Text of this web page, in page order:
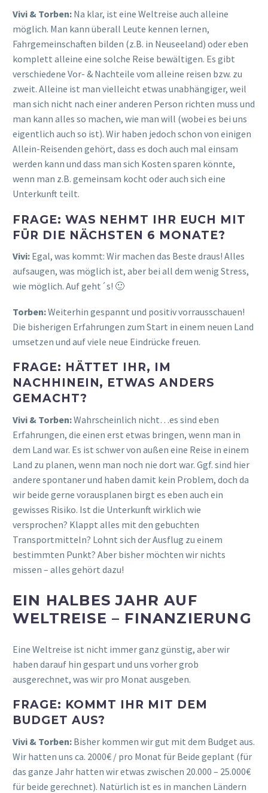
Vivi & Torben: Na klar, ist eine Weltreise auch alleine
möglich. Man kann überall Leute kennen lernen,
Fahrgemeinschaften bilden (z.B. in Neuseeland) oder eben
komplett alleine eine solche Reise bewältigen. Es gibt
verschiedene Vor- & Nachteile vom alleine reisen bzw. zu
zweit. Alleine ist man vielleicht etwas unabhängiger, weil
man sich nicht nach einer anderen Person richten muss und
man kann alles so machen, wie man will (wobei es bei uns
eigentlich auch so ist). Wir haben jedoch schon von einigen
Allein-Reisenden gehört, dass es doch auch mal einsam
werden kann und dass man sich Kosten sparen könnte,
wenn man z.B. gemeinsam kocht oder auch sich eine
Unterkunft teilt.
FRAGE: WAS NEHMT IHR EUCH MIT
FÜR DIE NÄCHSTEN 6 MONATE?
Vivi: Egal, was kommt: Wir machen das Beste draus! Alles
aufsaugen, was möglich ist, aber bei all dem wenig Stress,
wie möglich. Auf geht´s! 🙂
Torben:Weiterhin gespannt und positiv vorrausschauen!
Die bisherigen Erfahrungen zum Start in einem neuen Land
umsetzen und auf viele neue Eindrücke freuen.
FRAGE: HÄTTET IHR, IM
NACHHINEIN, ETWAS ANDERS
GEMACHT?
Vivi & Torben:Wahrscheinlich nicht…es sind eben
Erfahrungen, die einen erst etwas bringen, wenn man in
dem Land war. Es ist schwer von außen eine Reise in einem
Land zu planen, wenn man noch nie dort war. Ggf. sind hier
andere spontaner und haben damit kein Problem, doch da
wir beide gerne vorausplanen birgt es eben auch ein
gewisses Risiko. Ist die Unterkunft wirklich wie
versprochen? Klappt alles mit den gebuchten
Transportmitteln? Lohnt sich der Ausflug zu einem
bestimmten Punkt? Aber bisher möchten wir nichts
missen – alles gehört dazu!
EIN HALBES JAHR AUF
WELTREISE – FINANZIERUNG
Eine Weltreise ist nicht immer ganz günstig, aber wir
haben darauf hin gespart und uns vorher grob
ausgerechnet, was wir pro Monat ausgeben.
FRAGE: KOMMT IHR MIT DEM
BUDGET AUS?
Vivi & Torben: Bisher kommen wir gut mit dem Budget aus.
Wir hatten uns ca. 2000€ / pro Monat für Beide geplant (für
das ganze Jahr hatten wir etwas zwischen 20.000 – 25.000€
für beide gerechnet). Natürlich ist es in manchen Ländern